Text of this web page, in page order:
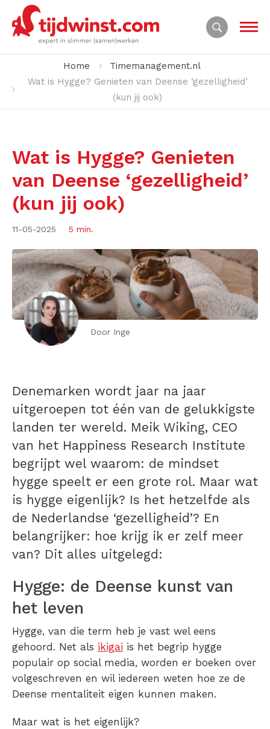
Home
Timemanagement.nl
Wat is Hygge? Genieten van Deense ‘gezelligheid’
(kun jij ook)
Wat is Hygge? Genieten
van Deense ‘gezelligheid’
(kun jij ook)
11-05-2025 5 min.
Door Inge
Denemarken wordt jaar na jaar
uitgeroepen tot één van de gelukkigste
landen ter wereld. Meik Wiking, CEO
van het Happiness Research Institute
begrijpt wel waarom: de mindset
hygge speelt er een grote rol. Maar wat
is hygge eigenlijk? Is het hetzelfde als
de Nederlandse ‘gezelligheid’? En
belangrijker: hoe krijg ik er zelf meer
van? Dit alles uitgelegd:
Hygge: de Deense kunst van
het leven
Hygge, van die term heb je vast wel eens
gehoord. Net als ikigai is het begrip hygge
populair op social media, worden er boeken over
volgeschreven en wil iedereen weten hoe ze de
Deense mentaliteit eigen kunnen maken.
Maar wat is het eigenlijk?